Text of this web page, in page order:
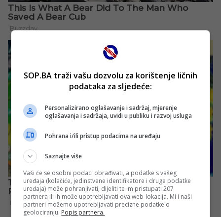
SOP.BA traži vašu dozvolu za korištenje ličnih
podataka za sljedeće:
Personalizirano oglašavanje i sadržaj, mjerenje
oglašavanja i sadržaja, uvidi u publiku i razvoj usluga
Pohrana i/ili pristup podacima na uređaju
Saznajte više
Vaši će se osobni podaci obrađivati, a podatke s vašeg
uređaja (kolačiće, jedinstvene identifikatore i druge podatke
uređaja) može pohranjivati, dijeliti te im pristupati 207
partnera ili ih može upotrebljavati ova web-lokacija. Mi i naši
partneri možemo upotrebljavati precizne podatke o
geolociranju. Popis partnera.